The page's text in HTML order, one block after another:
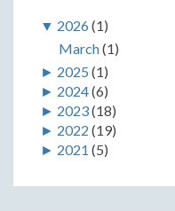
▼ 2026(1)
March(1)
► 2025 (1)
► 2024(6)
► 2023(18)
► 2022 (19)
► 2021 (5)